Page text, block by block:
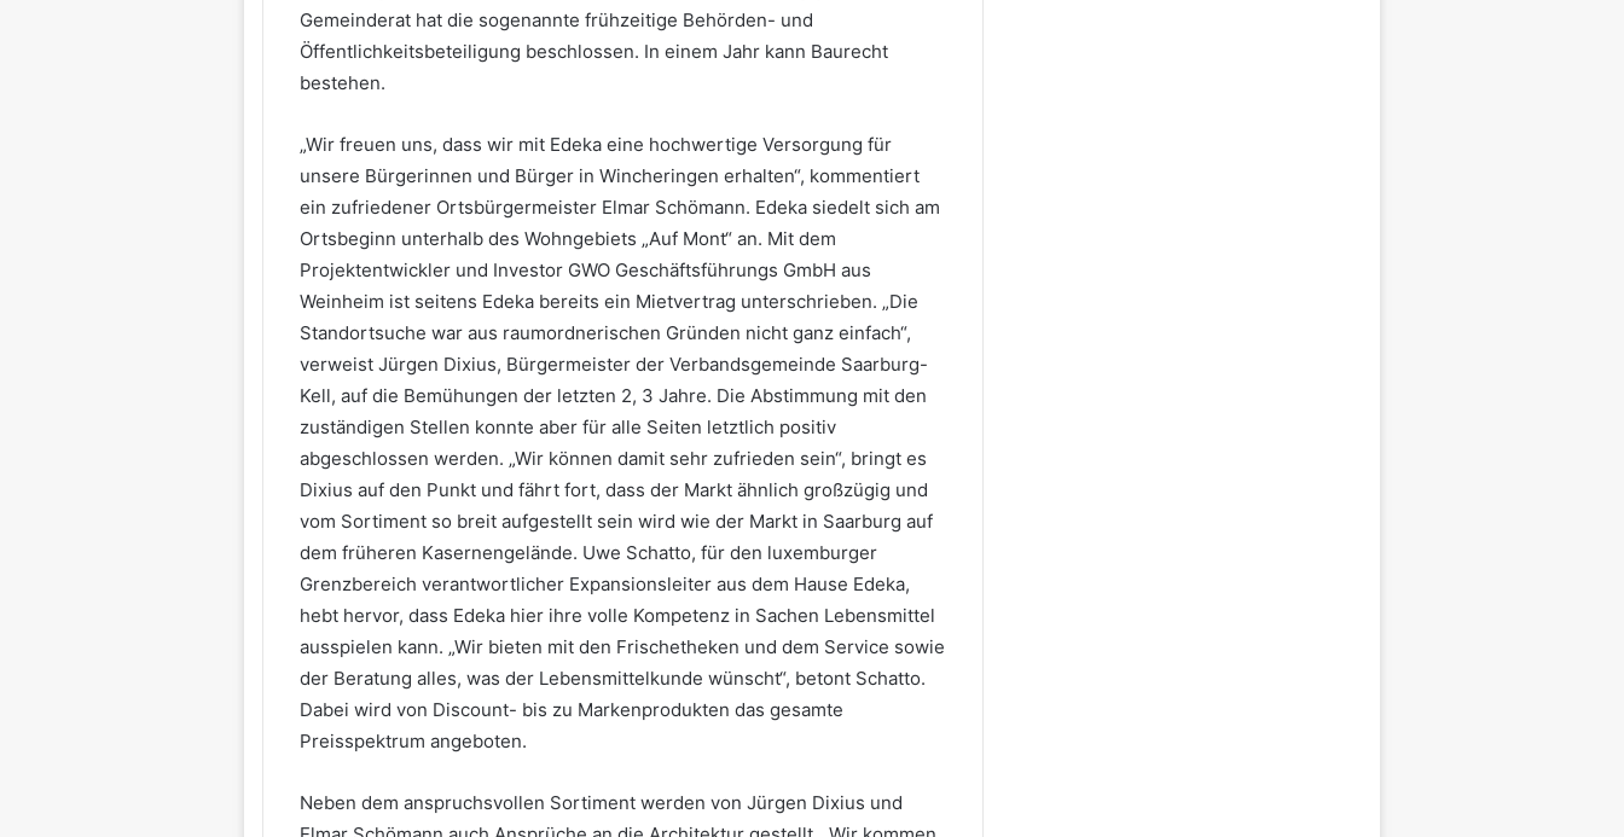
Gemeinderat hat die sogenannte frühzeitige Behörden- und
Öffentlichkeitsbeteiligung beschlossen. In einem Jahr kann Baurecht
bestehen.
„Wir freuen uns, dass wir mit Edeka eine hochwertige Versorgung für
unsere Bürgerinnen und Bürger in Wincheringen erhalten“, kommentiert
ein zufriedener Ortsbürgermeister Elmar Schömann. Edeka siedelt sich am
Ortsbeginn unterhalb des Wohngebiets „Auf Mont“ an. Mit dem
Projektentwickler und Investor GWO Geschäftsführungs GmbH aus
Weinheim ist seitens Edeka bereits ein Mietvertrag unterschrieben. „Die
Standortsuche war aus raumordnerischen Gründen nicht ganz einfach“,
verweist Jürgen Dixius, Bürgermeister der Verbandsgemeinde Saarburg-
Kell, auf die Bemühungen der letzten 2, 3 Jahre. Die Abstimmung mit den
zuständigen Stellen konnte aber für alle Seiten letztlich positiv
abgeschlossen werden. „Wir können damit sehr zufrieden sein“, bringt es
Dixius auf den Punkt und fährt fort, dass der Markt ähnlich großzügig und
vom Sortiment so breit aufgestellt sein wird wie der Markt in Saarburg auf
dem früheren Kasernengelände. Uwe Schatto, für den luxemburger
Grenzbereich verantwortlicher Expansionsleiter aus dem Hause Edeka,
hebt hervor, dass Edeka hier ihre volle Kompetenz in Sachen Lebensmittel
ausspielen kann. „Wir bieten mit den Frischetheken und dem Service sowie
der Beratung alles, was der Lebensmittelkunde wünscht“, betont Schatto.
Dabei wird von Discount- bis zu Markenprodukten das gesamte
Preisspektrum angeboten.
Neben dem anspruchsvollen Sortiment werden von Jürgen Dixius und